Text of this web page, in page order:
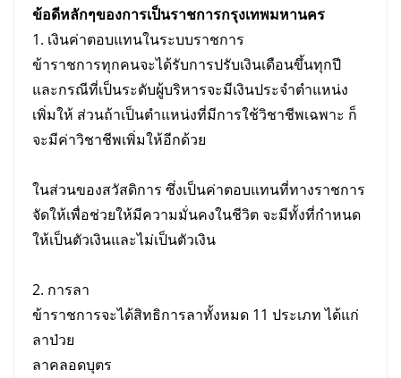
ข้อดีหลักๆของการเป็นราชการกรุงเทพมหานคร
1. เงินค่าตอบแทนในระบบราชการ
ข้าราชการทุกคนจะได้รับการปรับเงินเดือนขึ้นทุกปี
และกรณีที่เป็นระดับผู้บริหารจะมีเงินประจำตำแหน่ง
เพิ่มให้ ส่วนถ้าเป็นตำแหน่งที่มีการใช้วิชาชีพเฉพาะ ก็
จะมีค่าวิชาชีพเพิ่มให้อีกด้วย
ในส่วนของสวัสดิการ ซึ่งเป็นค่าตอบแทนที่ทางราชการ
จัดให้เพื่อช่วยให้มีความมั่นคงในชีวิต จะมีทั้งที่กำหนด
ให้เป็นตัวเงินและไม่เป็นตัวเงิน
2. การลา
ข้าราชการจะได้สิทธิการลาทั้งหมด 11 ประเภท ได้แก่
ลาป่วย
ลาคลอดบุตร